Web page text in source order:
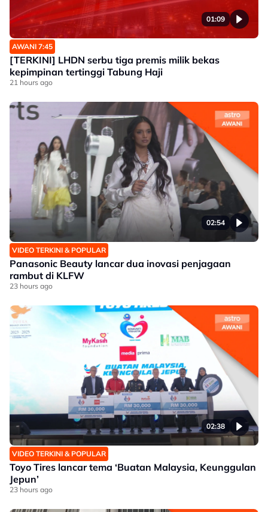
01:09
AWANI 7:45
[TERKINI] LHDN serbu tiga premis milik bekas
kepimpinan tertinggi Tabung Haji
21 hours ago
02:54
VIDEO TERKINI & POPULAR
Panasonic Beauty lancar dua inovasi penjagaan
rambut di KLFW
23 hours ago
02:38
VIDEO TERKINI & POPULAR
Toyo Tires lancar tema ‘Buatan Malaysia, Keunggulan
Jepun’
23 hours ago